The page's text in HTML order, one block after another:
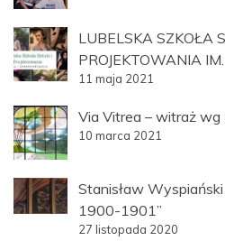
LUBELSKA SZKOŁA
PROJEKTOWANIA
11 maja 2021
Via Vitrea – witraż wg
10 marca 2021
Stanisław
1900-1901”
27 listopada 2020